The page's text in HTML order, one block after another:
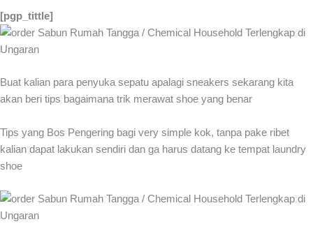
[pgp_tittle]
Buat kalian para penyuka sepatu apalagi sneakers sekarang kita
akan beri tips bagaimana trik merawat shoe yang benar
Tips yang Bos Pengering bagi very simple kok, tanpa pake ribet
kalian dapat lakukan sendiri dan ga harus datang ke tempat laundry
shoe